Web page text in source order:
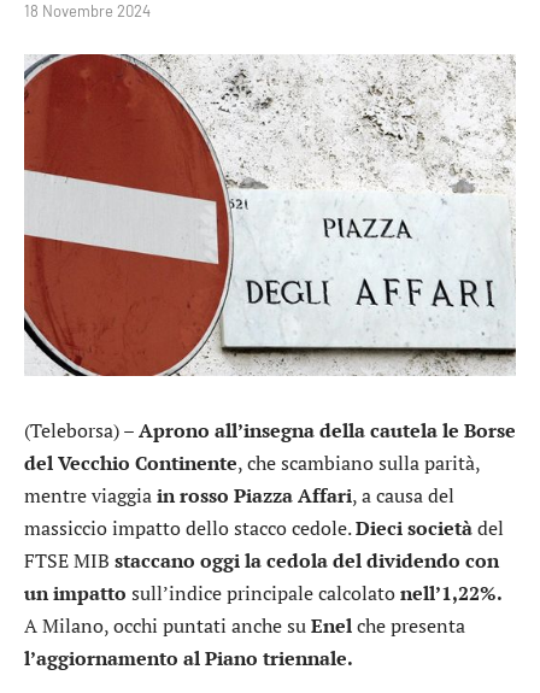
18 Novembre 2024
(Teleborsa) –Aprono all’insegna della cautela le Borse
del Vecchio Continente, che scambiano sulla parità,
mentre viaggiain rosso Piazza Affari, a causa del
massiccio impatto dello stacco cedole.Dieci societàdel
FTSE MIB staccano oggi la cedola del dividendo con
unimpatto sull’indice principale calcolatonell’1,22%.
A Milano, occhi puntati anche suEnelche presenta
l’aggiornamento al Piano triennale.